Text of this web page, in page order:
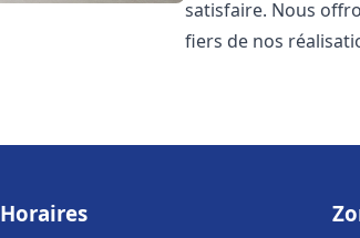
satisfaire. Nous
fiers de nos
Horaires